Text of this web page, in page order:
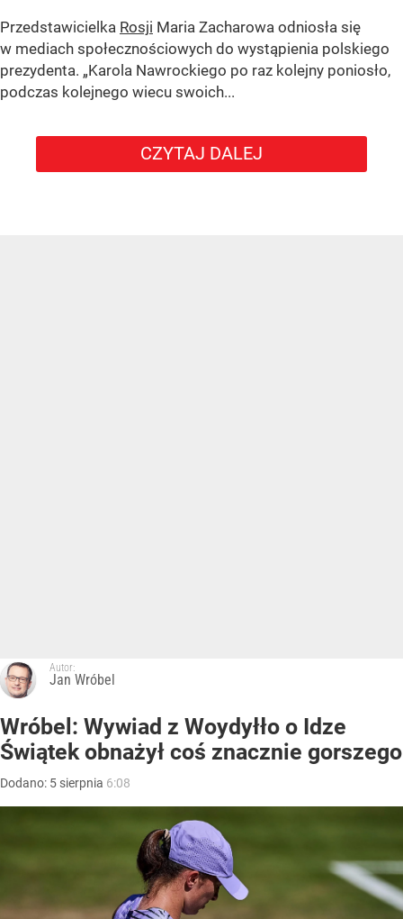
Przedstawicielka Rosji Maria Zacharowa odniosła się
w mediach społecznościowych do wystąpienia polskiego
prezydenta. „Karola Nawrockiego po raz kolejny poniosło,
podczas kolejnego wiecu swoich...
CZYTAJ DALEJ
Autor:
Jan Wróbel
Wróbel: Wywiad z Woydyłło o Idze
Świątek obnażył coś znacznie gorszego
Dodano: 5 sierpnia 6:08